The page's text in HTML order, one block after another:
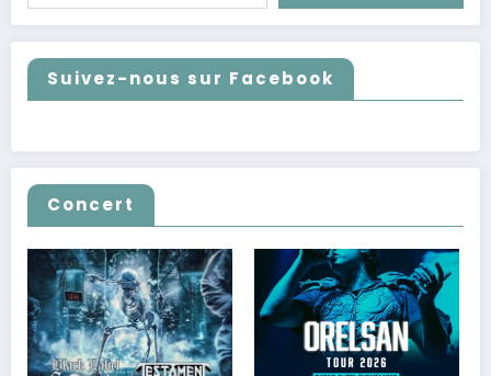
Suivez-nous sur Facebook
Concert